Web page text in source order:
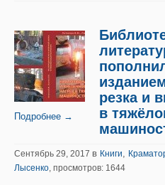
Подробнее →
резка и
в
Сентябрь 29, 2017 в Книги,
Лысенко, просмотров: 1644